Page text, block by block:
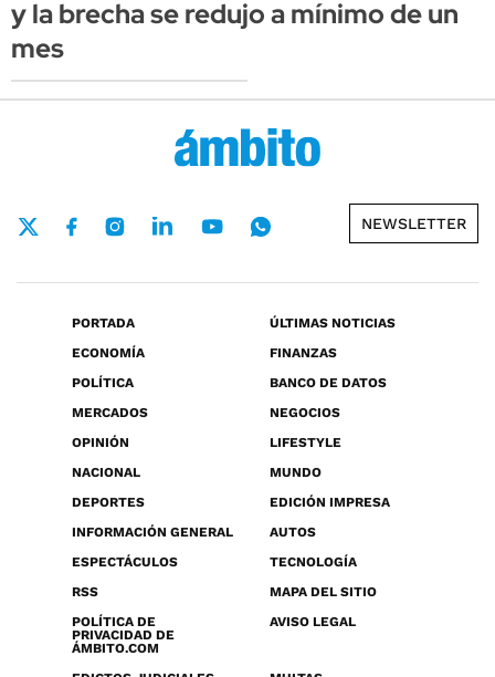
y la brecha se redujo a mínimo de un
mes
NEWSLETTER
PORTADA
ÚLTIMAS NOTICIAS
ECONOMÍA
FINANZAS
POLÍTICA
BANCO DE DATOS
MERCADOS
NEGOCIOS
OPINIÓN
LIFESTYLE
NACIONAL
MUNDO
DEPORTES
EDICIÓN IMPRESA
INFORMACIÓN GENERAL
AUTOS
ESPECTÁCULOS
TECNOLOGÍA
RSS
MAPA DEL SITIO
POLÍTICA DE
PRIVACIDAD DE
ÁMBITO.COM
AVISO LEGAL